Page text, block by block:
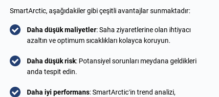
SmartArctic, aşağıdakiler gibi çeşitli avantajlar sunmaktadır:
Daha düşük maliyetler: Saha ziyaretlerine olan ihtiyacı
azaltın ve optimum sıcaklıkları kolayca koruyun.
Daha düşük risk: Potansiyel sorunları meydana geldikleri
anda tespit edin.
Daha iyi performans: SmartArctic’in trend analizi,